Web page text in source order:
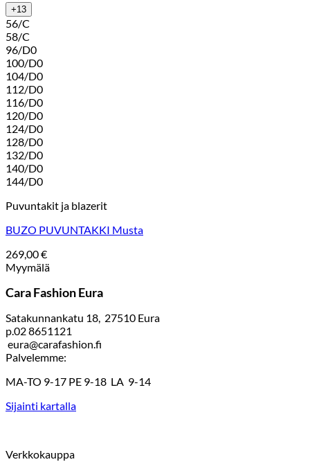
+13
56/C
58/C
96/D0
100/D0
104/D0
112/D0
116/D0
120/D0
124/D0
128/D0
132/D0
140/D0
144/D0
Puvuntakit ja blazerit
BUZO PUVUNTAKKI Musta
269,00€
Myymälä
Cara Fashion Eura
Satakunnankatu 18, 27510 Eura
p.02 8651121
eura@carafashion.fi
Palvelemme:
MA-TO 9-17 PE 9-18 LA 9-14
Sijainti kartalla
Verkkokauppa